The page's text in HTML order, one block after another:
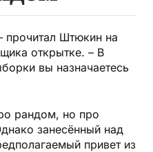
Штюкин на
открытке. – В
вы назначаетесь
рандом, но про
занесённый над
привет из